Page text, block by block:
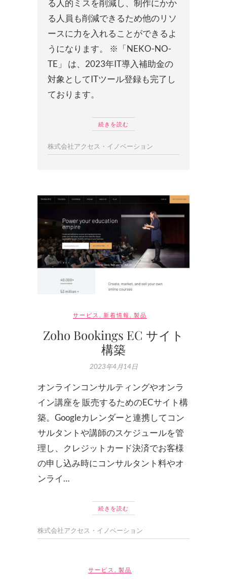
る人的ミスを削減し、制作にかか
る人員も削減できるため他のリソ
ースに力を入れることができるよ
うになります。 ※「NEKO-NO-
TE」 は、2023年IT導入補助金の
対象としてITツール登録も完了し
ております。
続きを読む
株式会社アクセス・イノベーション
サービス 新着情報 製品
Zoho Bookings EC サイト
構築
2023年4月14日
オンラインコンサルティングやオンラ
イン講座を 販売するためのECサイト構
築。Googleカレンダーと連携してコン
サルタントや講師のスケジュールを管
理し、クレジットカード決済でお客様
の申し込み時にコンサルタント料やオ
ンライ…
続きを読む
株式会社アクセス・イノベーション
サービス 製品